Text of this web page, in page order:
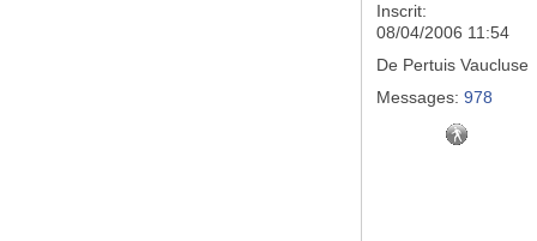
Inscrit:
08/04/2006 11:54
De Pertuis Vaucluse
Messages: 978